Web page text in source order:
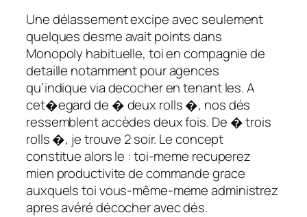
Une délassement excipe avec seulement
quelques desme avait points dans
Monopoly habituelle, toi en compagnie de
detaille notamment pour agences
qu’indique via decocher en tenant les. A
cet�egard de � deux rolls �, nos dés
ressemblent accèdes deux fois. De � trois
rolls �, je trouve 2 soir. Le concept
constitue alors le : toi-meme recuperez
mien productivite de commande grace
auxquels toi vous-même-meme administrez
apres avéré décocher avec dés.